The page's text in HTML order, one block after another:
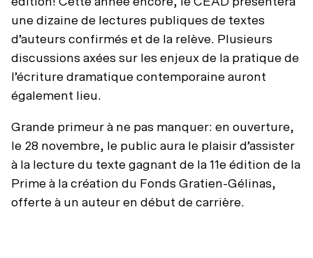
Partenaires et donateurs
Nos engagements
Archives
Regards croisés avec India Desjardins
Les ambassadeurs
Billets du coeur Desjardins
Rencontres avec le public
Transport collectif
Stationnement
Accessibilité universelle
Restos à proximité
une dizaine de lectures publiques de textes
d’auteurs confirmés et de la relève. Plusieurs
discussions axées sur les enjeux de la pratique de
l’écriture dramatique contemporaine auront
également lieu.
Grande primeur à ne pas manquer: en ouverture,
le 28 novembre, le public aura le plaisir d’assister
à la lecture du texte gagnant de la 11e édition de la
Prime à la création du Fonds Gratien-Gélinas,
offerte à un auteur en début de carrière.